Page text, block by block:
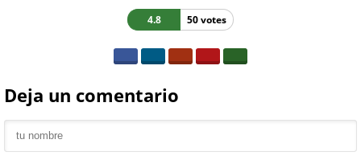
4.8 50 votes
Deja un comentario